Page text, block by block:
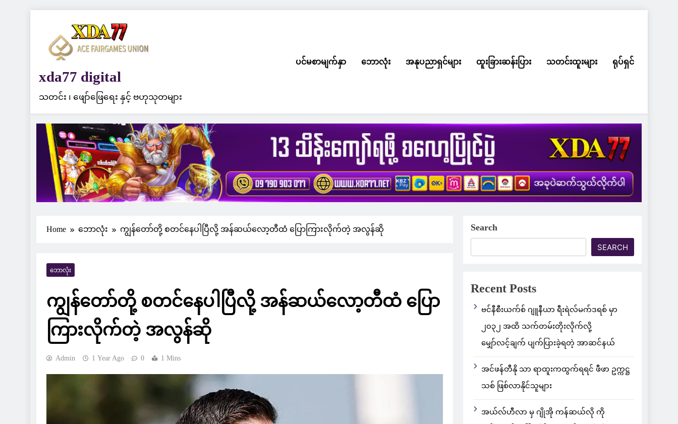
xda77 digital
သတင်း ၊ ဖျော်ဖြေရေး နှင့် ဗဟုသုတများ
ပင်မစာမျက်နှာ ဘောလုံး အနုပညာရှင်များ ထူးခြားဆန်းပြား သတင်းထူးများ ရုပ်ရှင်
Home ဘောလုံး ကျွန်တော်တို့ စတင်နေပါပြီလို့ အန်ဆယ်လော့တီထံ ပြောကြားလိုက်တဲ့ အလွန်ဆို
ဘောလုံး
ကျွန်တော်တို့ စတင်နေပါပြီလို့ အန်ဆယ်လော့တီထံ ပြော
ကြားလိုက်တဲ့ အလွန်ဆို
Admin 1 Year Ago 0 1 Mins
Search
SEARCH
Recent Posts
ဗင်နီစီးယက်စ် ဂျူနီယာ ရီးရဲလ်မက်ဒရစ် မှာ
၂၀၃၂ အထိ သက်တမ်းတိုးလိုက်လို့
မျှော်လင့်ချက် ပျက်ပြားခဲ့ရတဲ့ အာဆင်နယ်
အင်ဖန်တီနို သာ ရာထူးကထွက်ရရင် ဖီဖာ ဥက္ကဋ္ဌ
သစ် ဖြစ်လာနိုင်သူများ
အယ်လ်ဟီလာ မှ ဂျိုအို ကန်ဆယ်လို ကို